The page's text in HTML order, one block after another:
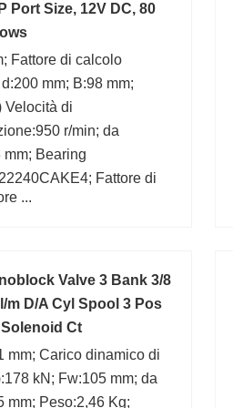
Port Size, 12V DC, 80
Fattore di calcolo
mm; B:98 mm;
Velocità di
r/min; da
mm; Bearing
Fattore di
r min.:4 mm; (Olio)
...
Valve 3 Bank 3/8
m D/A Cyl Spool 3 Pos
Ct
mm; Carico dinamico di
kN; Fw:105 mm; da
mm; Peso:2,46 Kg;